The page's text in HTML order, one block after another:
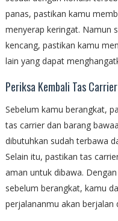
panas, pastikan kamu
menyerap keringat. Namun
kencang, pastikan kamu
lain yang dapat
Periksa Kembali Tas
Sebelum kamu berangkat,
tas carrier dan barang
dibutuhkan sudah terbawa
Selain itu, pastikan tas
aman untuk dibawa.
sebelum berangkat, kamu
perjalananmu akan berjalan